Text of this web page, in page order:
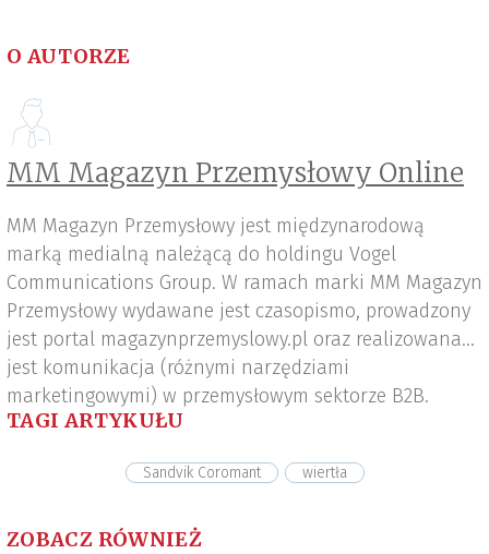
O AUTORZE
MM Magazyn Przemysłowy Online
MM Magazyn Przemysłowy jest międzynarodową
marką medialną należącą do holdingu Vogel
Communications Group. W ramach marki MM Magazyn
Przemysłowy wydawane jest czasopismo, prowadzony
jest portal magazynprzemyslowy.pl oraz realizowana
jest komunikacja (różnymi narzędziami
marketingowymi) w przemysłowym sektorze B2B.
TAGI ARTYKUŁU
Sandvik Coromant wiertła
ZOBACZ RÓWNIEŻ